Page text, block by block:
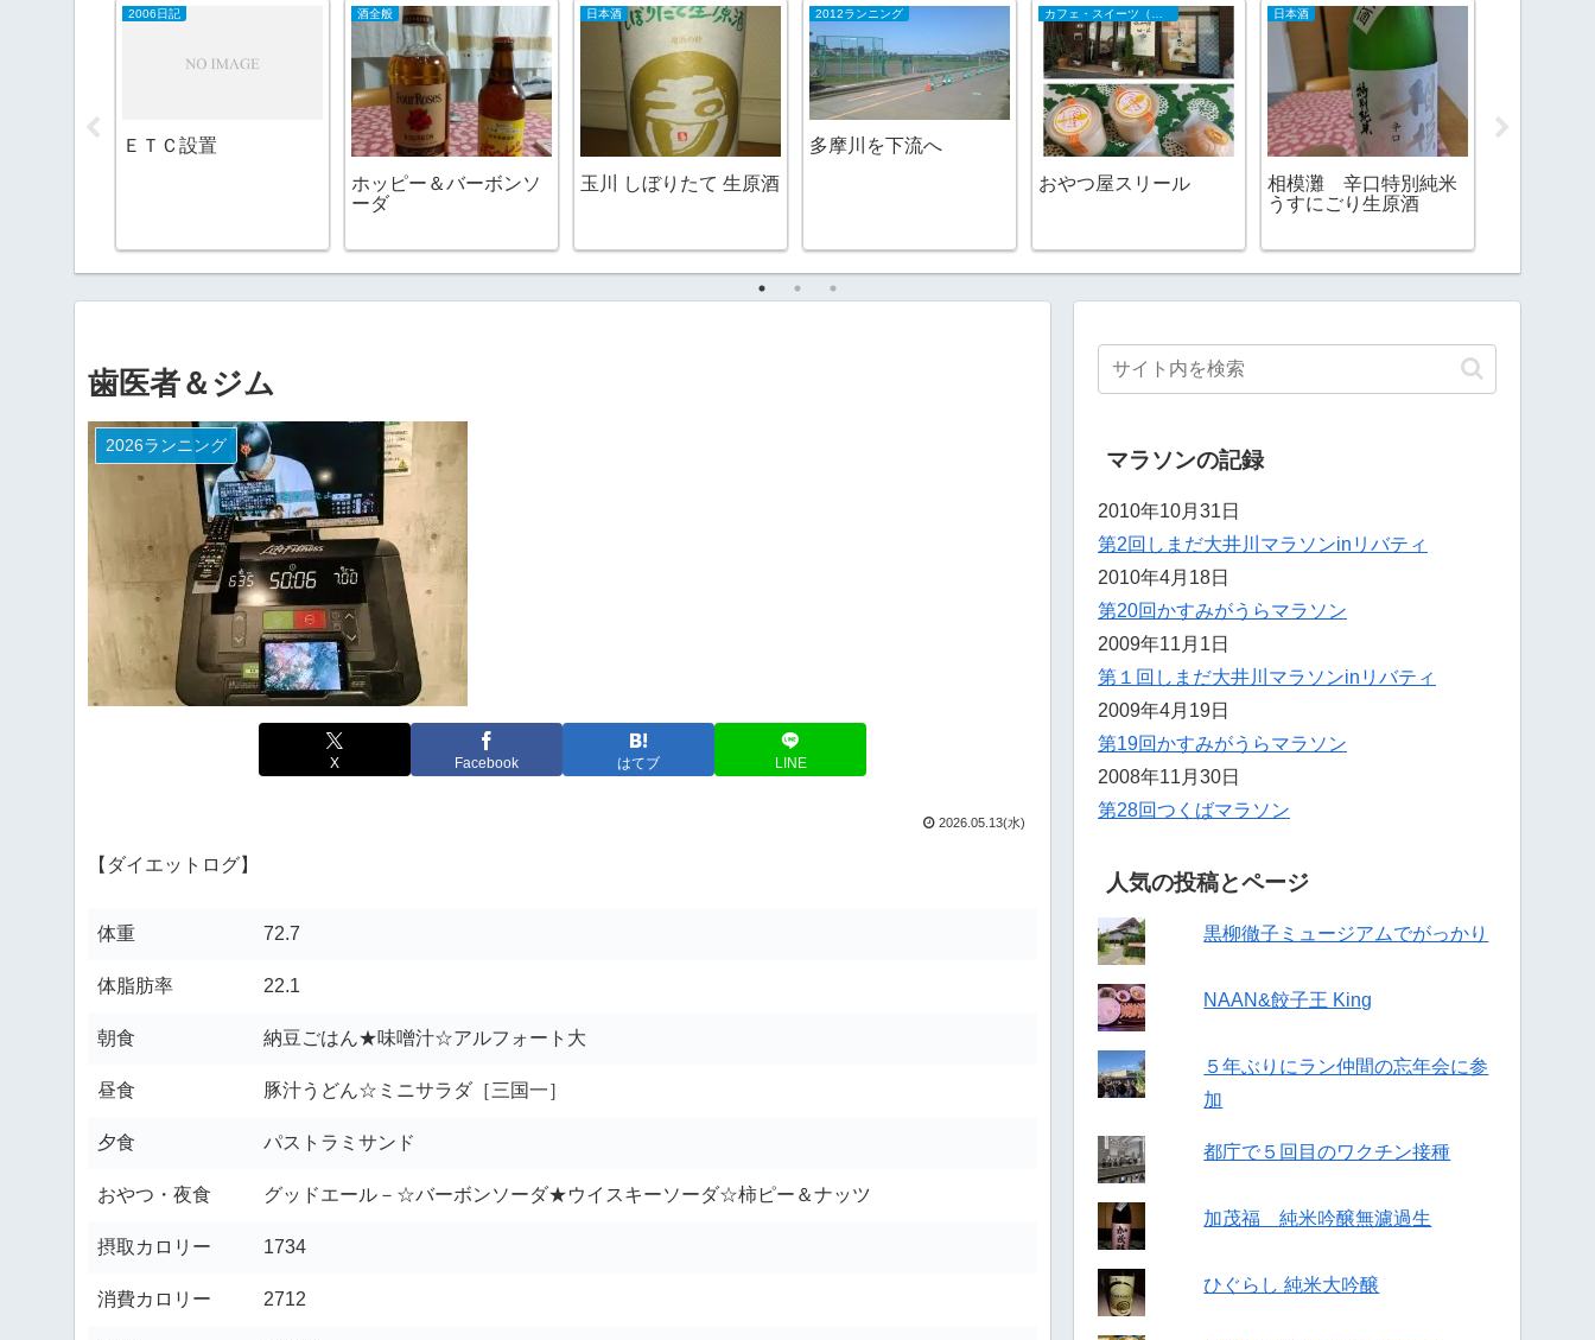
2006日記
ＥＴＣ設置
酒全般
ホッピー＆バーボンソ
ーダ
日本酒
玉川 しぼりたて 生原酒
2012ランニング
多摩川を下流へ
カフェ・スイーツ（山陰）
おやつ屋スリール
日本酒
相模灘 辛口特別純米
うすにごり生原酒
歯医者＆ジム
2026ランニング
X Facebook はてブ LINE
2026.05.13(水)
【ダイエットログ】
体重 72.7
体脂肪率 22.1
朝食 納豆ごはん★味噌汁☆アルフォート大
昼食 豚汁うどん☆ミニサラダ［三国一］
夕食 パストラミサンド
おやつ・夜食 グッドエール－☆バーボンソーダ★ウイスキーソーダ☆柿ピー＆ナッツ
摂取カロリー 1734
消費カロリー 2712
マラソンの記録
2010年10月31日
第2回しまだ大井川マラソンinリバティ
2010年4月18日
第20回かすみがうらマラソン
2009年11月1日
第１回しまだ大井川マラソンinリバティ
2009年4月19日
第19回かすみがうらマラソン
2008年11月30日
第28回つくばマラソン
人気の投稿とページ
黒柳徹子ミュージアムでがっかり
NAAN&餃子王 King
５年ぶりにラン仲間の忘年会に参
加
都庁で５回目のワクチン接種
加茂福 純米吟醸無濾過生
ひぐらし 純米大吟醸